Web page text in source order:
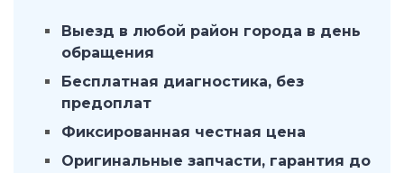
Выезд в любой район города в день
обращения
Бесплатная диагностика, без
предоплат
Фиксированная честная цена
Оригинальные запчасти, гарантия до